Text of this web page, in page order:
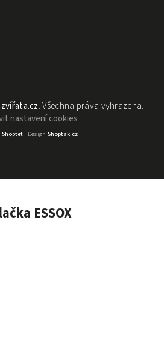
. Všechna práva vyhrazena.
nastavení cookies
Shoptet| Design Shoptak.cz
ESSOX